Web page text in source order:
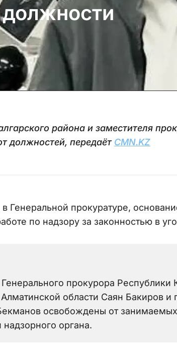
района и заместителя
должностей, передаёт CMN.KZ
в Генеральной прокуратуре,
по надзору за законностью в
прокурора Республики
области Саян Бакиров и
освобождены от
органа.